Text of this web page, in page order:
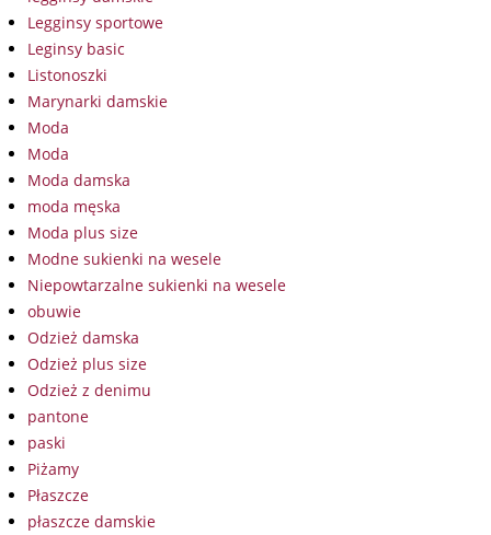
Legginsy sportowe
Leginsy basic
Listonoszki
Marynarki damskie
Moda
Moda
Moda damska
moda męska
Moda plus size
Modne sukienki na wesele
Niepowtarzalne sukienki na wesele
obuwie
Odzież damska
Odzież plus size
Odzież z denimu
pantone
paski
Piżamy
Płaszcze
płaszcze damskie